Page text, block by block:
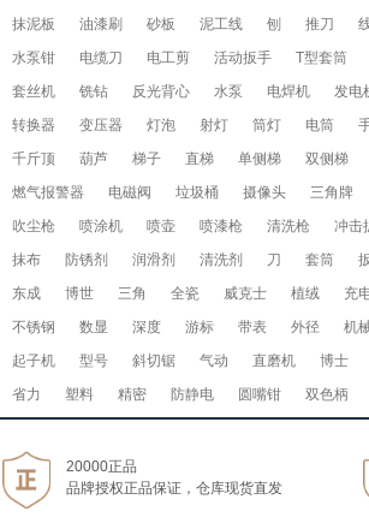
抹泥板
油漆刷 砂板 泥工线 刨 推刀
水泵钳
电缆刀 电工剪 活动扳手 T型套筒
套丝机
铣钻 反光背心 水泵 电焊机 发电
转换器
变压器 灯泡 射灯 筒灯 电筒
千斤顶
葫芦 梯子 直梯 单侧梯 双侧梯
燃气报警器
电磁阀 垃圾桶 摄像头 三角牌
吹尘枪
喷涂机 喷壶 喷漆枪 清洗枪 冲击
抹布
防锈剂 润滑剂 清洗剂 刀 套筒
东成
博世 三角 全瓷 威克士 植绒 充
不锈钢
数显 深度 游标 带表 外径 机
起子机
型号 斜切锯 气动 直磨机 博士
省力
塑料 精密 防静电 圆嘴钳 双色柄
20000正品
品牌授权正品保证，仓库现货直发